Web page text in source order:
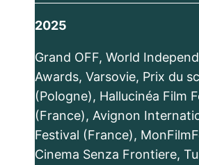
2025
Grand OFF, World
Awards, Varsovie, Prix du
(Pologne), Hallucinéa Film
(France), Avignon
Festival (France),
Cinema Senza Frontiere,